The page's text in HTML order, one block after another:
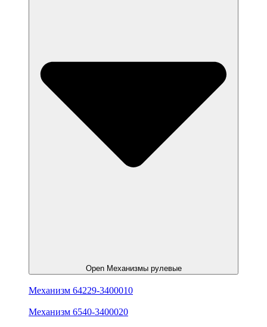
Open Механизмы рулевые
Механизм 64229-3400010
Механизм 6540-3400020